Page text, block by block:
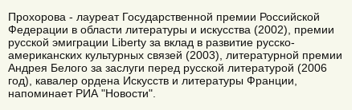
Прохорова - лауреат Государственной премии Российской
Федерации в области литературы и искусства (2002), премии
русской эмиграции Liberty за вклад в развитие русско-
американских культурных связей (2003), литературной премии
Андрея Белого за заслуги перед русской литературой (2006
год), кавалер ордена Искусств и литературы Франции,
напоминает РИА "Новости".